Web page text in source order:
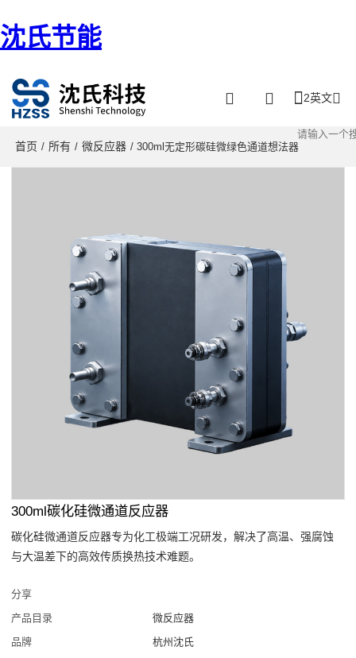
沈氏节能
2英文
首页 / 所有 / 微反应器 / 300ml无定形碳硅微绿色通道想法器
300ml碳化硅微通道反应器
碳化硅微通道反应器专为化工极端工况研发，解决了高温、强腐蚀
与大温差下的高效传质换热技术难题。
分享
产品目录
微反应器
品牌
杭州沈氏